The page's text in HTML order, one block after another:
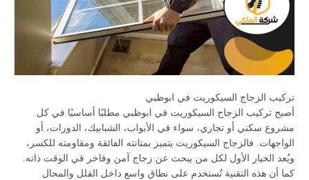
تركيب الزجاج السيكوريت في ابوظبي
أصبح تركيب الزجاج السيكوريت في ابوظبي مطلبًا أساسيًا في كل
مشروع سكني أو تجاري، سواء في الأبواب، الشبابيك، الدورات، أو
الواجهات. فالزجاج السيكوريت يتميز بمتانته الفائقة ومقاومته للكسر،
ويُعد الخيار الأول لكل من يبحث عن زجاج آمن وفاخر في الوقت ذاته.
كما أن هذه التقنية تُستخدم على نطاق واسع داخل الفلل والمحال